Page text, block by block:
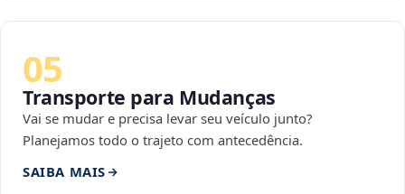
05
Transporte para Mudanças
Vai se mudar e precisa levar seu veículo junto?
Planejamos todo o trajeto com antecedência.
SAIBA MAIS